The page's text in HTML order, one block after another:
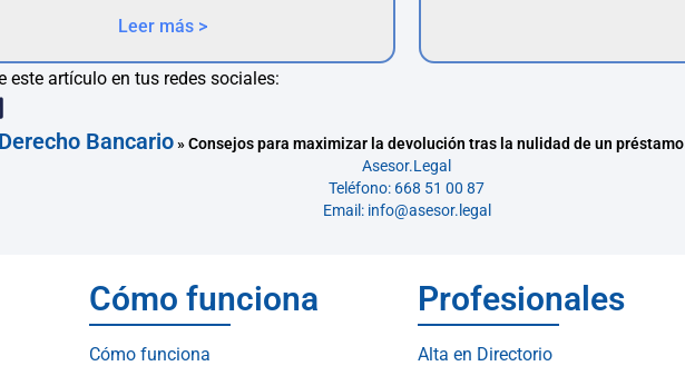
Leer más >
este artículo en tus redes sociales:
Derecho Bancario»Consejos para maximizar la devolución tras la nulidad de un préstamo
Asesor.Legal
Teléfono: 668 51 00 87
Email: info@asesor.legal
Cómo funciona
Cómo funciona
Profesionales
Alta en Directorio